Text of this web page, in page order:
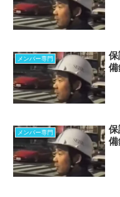
メンバー専門
備
メンバー専門
備